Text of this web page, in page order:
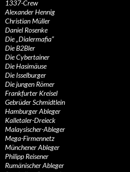
1337-Crew
Alexander Hennig
Christian Müller
Daniel Rosenke
Die „Dialermafia“
Die B2Bler
Die Cybertainer
Die Hasimäuse
Die Isselburger
Die jungen Römer
Frankfurter Kreisel
Gebrüder Schmidtlein
Hamburger Ableger
Kalletaler-Dreieck
Malaysischer-Ableger
Mega-Firmennetz
Münchener Ableger
Philipp Reisener
Rumänischer Ableger